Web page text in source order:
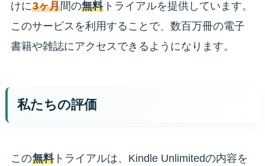
けに3ヶ月間の無料 トライアルを提供しています。
このサービスを利用することで、数百万冊の電子
書籍や雑誌にアクセスできるようになります。
私たちの評価
この無料トライアルは、Kindle Unlimitedの内容を